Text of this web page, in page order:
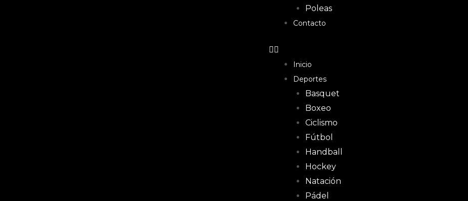
Poleas
Contacto
Inicio
Deportes
Basquet
Boxeo
Ciclismo
Fútbol
Handball
Hockey
Natación
Pádel